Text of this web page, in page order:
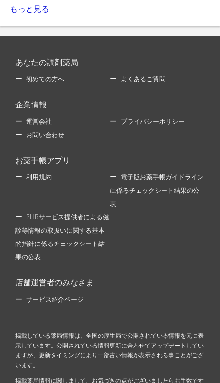
もっと見る
あなたの調剤薬局
初めての方へ よくあるご質問
企業情報
運営会社 プライバシーポリシー
お問い合わせ
お薬手帳アプリ
利用規約 電子版お薬手帳ガイドライン
に係るチェックシート結果の公
表
PHRサービス提供者による健
診等情報の取扱いに関する基本
的指針に係るチェックシート結
果の公表
店舗運営者のみなさま
サービス紹介ページ
掲載している薬局情報は、全国の厚生局で公開されている情報を元に表
示しています。公開されている情報更新に合わせてアップデートしてい
ますが、更新タイミングにより一部古い情報が表示される事ことがござ
います。
掲載薬局情報に関しまして、お気づきの点がございましたらお手数です